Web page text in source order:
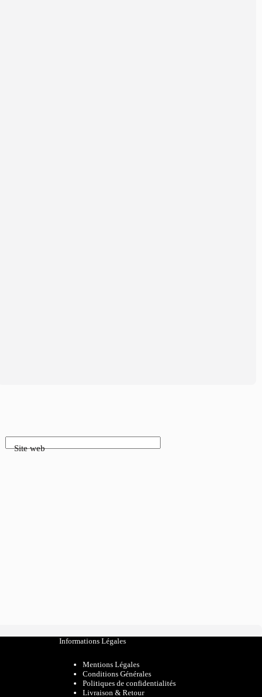
Site web
Informations Légales
Mentions Légales
Conditions Générales
Politiques de confidentialités
Livraison & Retour